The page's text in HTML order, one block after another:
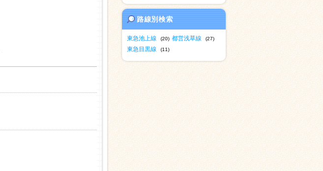
路線別検索
東急池上線 (20) 都営浅草線 (27)
東急目黒線 (11)